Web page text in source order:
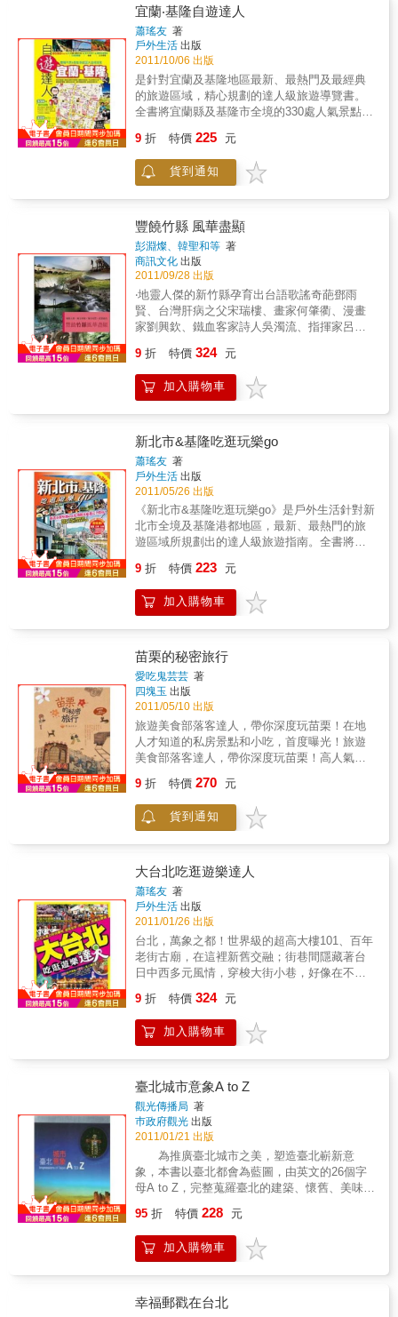
公開台北個性小店大集合台北爵士樂搖籃同志
的粉紅書店墨膠碟上的雲南菜文青的伊斯坦堡
Brunch星光幫的舞台餐廳好山好水遊宜蘭礁溪
溫泉美人湯神木園大啖林呼吸台灣最藍東北角
看海吹風太平山上蹦蹦車宜蘭民宿特集
宜蘭‧基隆自遊達人
蕭瑤友 著
戶外生活 出版
2011/10/06 出版
是針對宜蘭及基隆地區最新、最熱門及最經典
的旅遊區域，精心規劃的達人級旅遊導覽書。
全書將宜蘭縣及基隆市全境的330處人氣景點、
旅宿等一網打盡。再依其旅遊區域特性與流暢
的交通動線，劃分出13條超完美旅遊線。加上
本書超詳細的交通轉乘資訊、遊程提案，以及
9 折 特價 225 元
貨到通知
豐饒竹縣 風華盡顯
彭淵燦、韓聖和等 著
商訊文化 出版
2011/09/28 出版
‧地靈人傑的新竹縣孕育出台語歌謠奇葩鄧雨
賢、台灣肝病之父宋瑞樓、畫家何肇衢、漫畫
家劉興欽、鐵血客家詩人吳濁流、指揮家呂紹
染典範。 ‧新竹縣轄區內老字號廠商比比皆是，
堪譽產業領頭羊，例如台元紡織、長春化工、
正隆紙廠、山葉機車、三陽工業…等多家上市
品不一而足，諸如擂茶、柿餅、紅糟鴨、桔
醬、新竹風烏魚子…等多樣化在地伴手禮，深
獲遊客豎指、垂涎。 ‧介紹新竹縣在地特色的風
雲人物、老字號產業、知名伴手禮，以「鼓吹
竹風‧闡揚客俗」為號召，行銷新竹縣優質化環
境，藉以吸引遊客駐足、產業落腳。
9 折 特價 324 元
加入購物車
新北市&基隆吃逛玩樂go
蕭瑤友 著
戶外生活 出版
2011/05/26 出版
《新北市&基隆吃逛玩樂go》是戶外生活針對新
北市全境及基隆港都地區，最新、最熱門的旅
遊區域所規劃出的達人級旅遊指南。全書將新
色商圈，及480家必吃美食、百貨名店、特色伴
手及風情旅宿等一網打盡。再依其旅遊區域特
性與流暢的交通動線，劃分出為18大區。搭配
在地行家盡情暢遊！
9 折 特價 223 元
加入購物車
苗栗的秘密旅行
愛吃鬼芸芸 著
四塊玉 出版
2011/05/10 出版
旅遊美食部落客達人，帶你深度玩苗栗！在地
人才知道的私房景點和小吃，首度曝光！旅遊
美食部落客達人，帶你深度玩苗栗！高人氣美
間，把苗栗玩透透，跑遍了13個鄉鎮、下榻了
30多家民宿、遊訪的景點超過40個，還挖出許
多在地人才知道的私房景點和小吃，如此深度
行程規劃，在隱藏版的景點和小吃美食店標上
了「私房推薦」的小郵戳，更貼心地印上「桐
花」小標誌，要讓大家知道哪裡可以欣賞美美
的油桐花。與世隔絕的賞夕陽小島。隱密工藝
坊的可愛貓群。美麗又好喝的玫瑰咖啡。開滿
桐花的四月雪小徑。好吃到不行的礦坑美食。
愛吃愛玩的你準備好了嗎？苗栗的秘密旅行路
線，輕裝出發！
9 折 特價 270 元
貨到通知
大台北吃逛遊樂達人
蕭瑤友 著
戶外生活 出版
2011/01/26 出版
台北，萬象之都！世界級的超高大樓101、百年
老街古廟，在這裡新舊交融；街巷間隱藏著台
日中西多元風情，穿梭大街小巷，好像在不同
的好玩迷人之處就在這裡！本書網羅了台北市
區、市郊景區，集結觀光客最愛去的45個遊逛
區，1000個吃喝玩樂據點，都是內行編輯的衷
玩得有門道！
9 折 特價 324 元
加入購物車
臺北城市意象A to Z
觀光傳播局 著
巿政府觀光 出版
2011/01/21 出版
為推廣臺北城市之美，塑造臺北嶄新意
象，本書以臺北都會為藍圖，由英文的26個字
母A to Z，完整蒐羅臺北的建築、懷舊、美味、
中、外人士認識不同的，多元的臺北城市意
象。
95 折 特價 228 元
加入購物車
幸福郵戳在台北